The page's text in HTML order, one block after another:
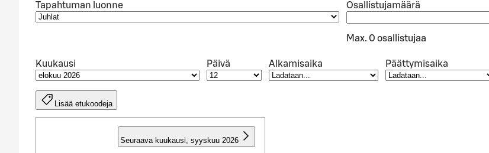
Tapahtuman luonne Osallistujamäärä
Max. 0 osallistujaa
Kuukausi Päivä Alkamisaika Päättymisaika
Lisää etukoodeja
ELOKUU 2026
Seuraava kuukausi syyskuu 2026